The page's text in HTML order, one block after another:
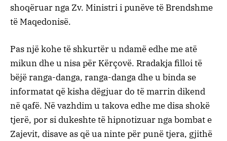
shoqëruar nga Zv. Ministri i punëve të Brendshme
të Maqedonisë.
Pas një kohe të shkurtër u ndamë edhe me atë
mikun dhe u nisa për Kërçovë. Rradakja filloi të
bëjë ranga-danga, ranga-danga dhe u binda se
informatat që kisha dëgjuar do të marrin dikend
në qafë. Në vazhdim u takova edhe me disa shokë
tjerë, por si dukeshte të hipnotizuar nga bombat e
Zajevit, disave as që ua ninte për punë tjera, gjithë